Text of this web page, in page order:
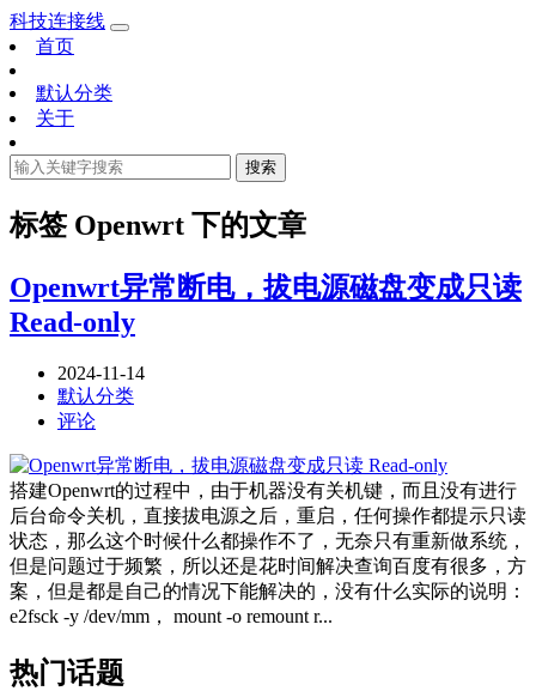
科技连接线
首页
默认分类
关于
搜索
标签 Openwrt 下的文章
Openwrt异常断电，拔电源磁盘变成只读
Read-only
2024-11-14
默认分类
评论
搭建Openwrt的过程中，由于机器没有关机键，而且没有进行
后台命令关机，直接拔电源之后，重启，任何操作都提示只读
状态，那么这个时候什么都操作不了，无奈只有重新做系统，
但是问题过于频繁，所以还是花时间解决查询百度有很多，方
案，但是都是自己的情况下能解决的，没有什么实际的说明：
e2fsck -y /dev/mm， mount -o remount r...
热门话题